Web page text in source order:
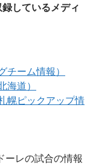
しているメディ
チーム情報）
海道）
幌ピックアップ情
ーレの試合の情報